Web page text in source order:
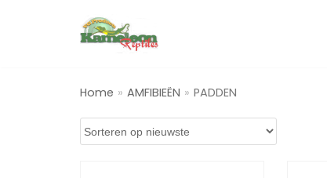
Home » AMFIBIEËN » PADDEN